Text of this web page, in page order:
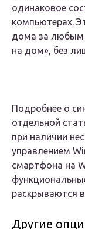
одинаковое
компьютерах.
дома за любым
на дом», без
Подробнее о
отдельной
при наличии
управлением
смартфона на
раскрываются
Другие